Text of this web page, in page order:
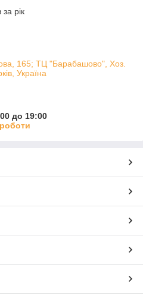
за рік
165; ТЦ "Барабашово", Хоз.
Україна
до 19:00